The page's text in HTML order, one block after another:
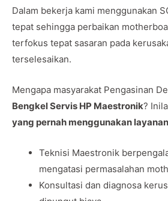
Dalam bekerja kami menggunakan
tepat sehingga perbaikan
terfokus tepat sasaran pada
terselesaikan.
Mengapa masyarakat Pengasinan
Bengkel Servis HP Maestronik?
yang pernah menggunakan
Teknisi Maestronik
mengatasi permasalahan
Konsultasi dan diagnosa